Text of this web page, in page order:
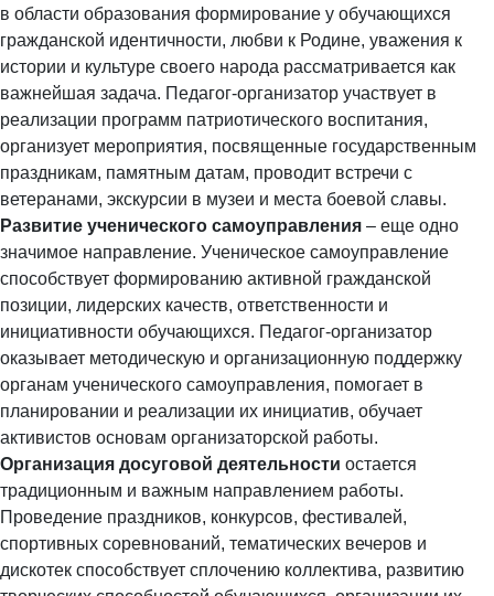
в области образования формирование у обучающихся
гражданской идентичности, любви к Родине, уважения к
истории и культуре своего народа рассматривается как
важнейшая задача. Педагог-организатор участвует в
реализации программ патриотического воспитания,
организует мероприятия, посвященные государственным
праздникам, памятным датам, проводит встречи с
ветеранами, экскурсии в музеи и места боевой славы.
Развитие ученического самоуправления – еще одно
значимое направление. Ученическое самоуправление
способствует формированию активной гражданской
позиции, лидерских качеств, ответственности и
инициативности обучающихся. Педагог-организатор
оказывает методическую и организационную поддержку
органам ученического самоуправления, помогает в
планировании и реализации их инициатив, обучает
активистов основам организаторской работы.
Организация досуговой деятельности остается
традиционным и важным направлением работы.
Проведение праздников, конкурсов, фестивалей,
спортивных соревнований, тематических вечеров и
дискотек способствует сплочению коллектива, развитию